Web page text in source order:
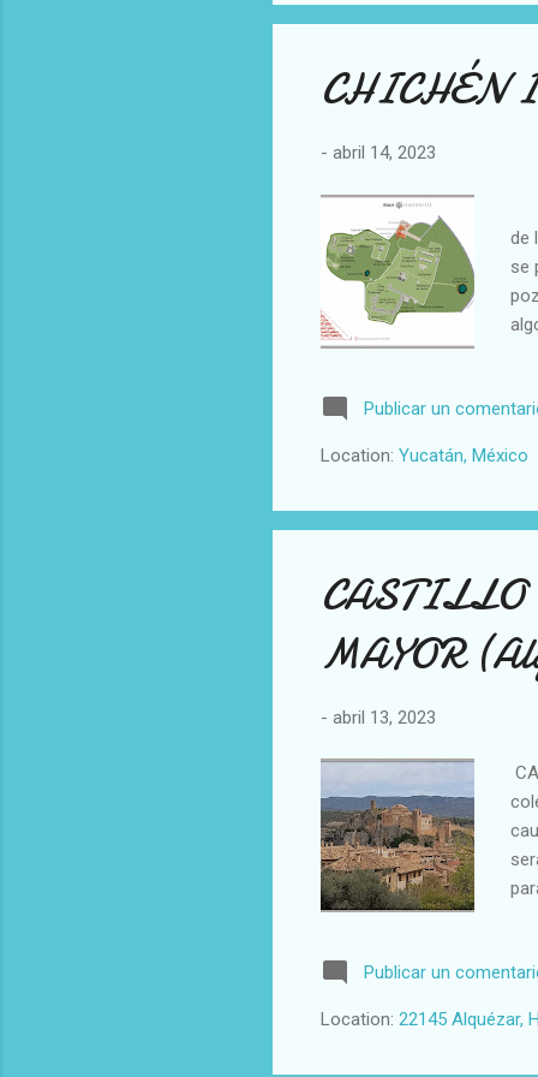
CHICHÉN
- abril 14, 2023
de
se
del
Publicar un
Location: Yucatán, México
MAYOR
- abril 13, 2023
Publicar un
Location: 22145 Alquézar,